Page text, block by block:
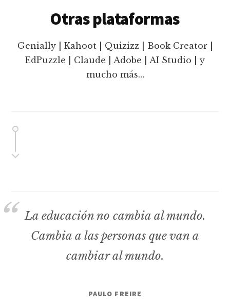
Otras plataformas
Genially | Kahoot | Quizizz | Book Creator |
EdPuzzle | Claude | Adobe | AI Studio | y
mucho más…
La educación no cambia al mundo.
Cambia a las personas que van a
cambiar al mundo.
PAULO FREIRE